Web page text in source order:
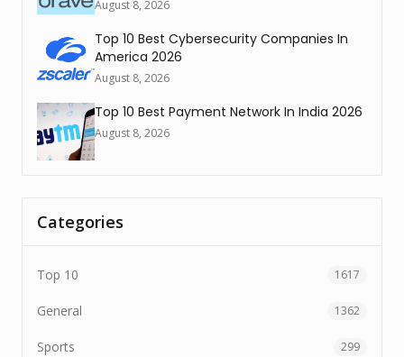
August 8, 2026
Top 10 Best Cybersecurity Companies In
America 2026
August 8, 2026
Top 10 Best Payment Network In India 2026
August 8, 2026
Categories
Top 10 1617
General 1362
Sports 299